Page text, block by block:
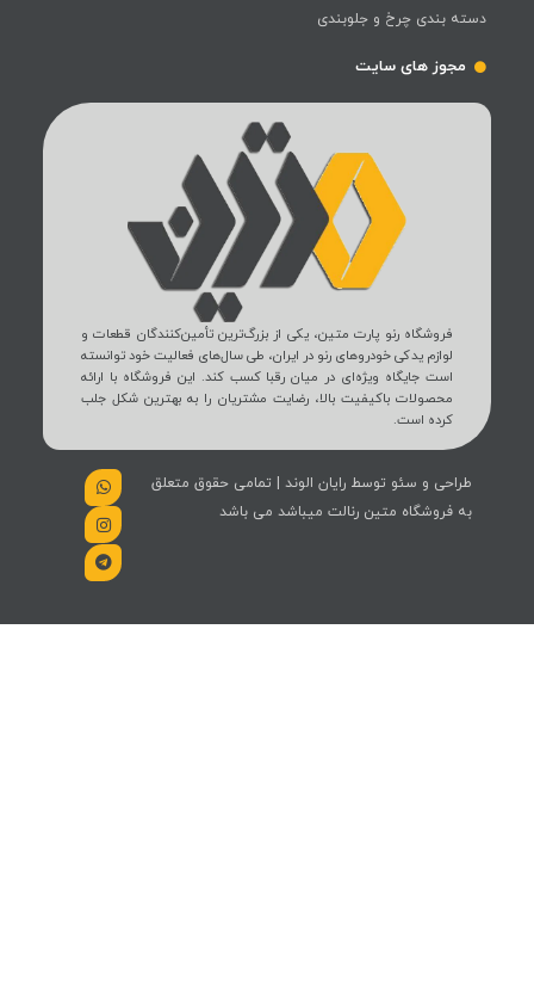
دسته بندی چرخ و جلوبندی
مجوز های سایت
فروشگاه رنو پارت متین، یکی از بزرگ‌ترین تأمین‌کنندگان قطعات و
لوازم یدکی خودروهای رنو در ایران، طی سال‌های فعالیت خود توانسته
است جایگاه ویژه‌ای در میان رقبا کسب کند. این فروشگاه با ارائه
محصولات باکیفیت بالا، رضایت مشتریان را به بهترین شکل جلب
کرده است.
طراحی و سئو توسط رایان الوند | تمامی حقوق متعلق
به فروشگاه متین رنالت میباشد می باشد